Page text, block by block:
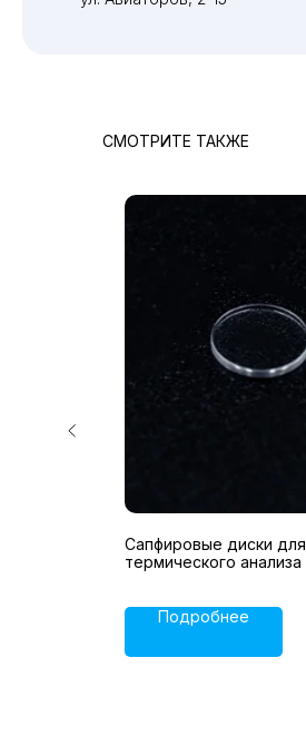
СМОТРИТЕ ТАКЖЕ
Сапфировые диски для
термического анализа
Подробнее